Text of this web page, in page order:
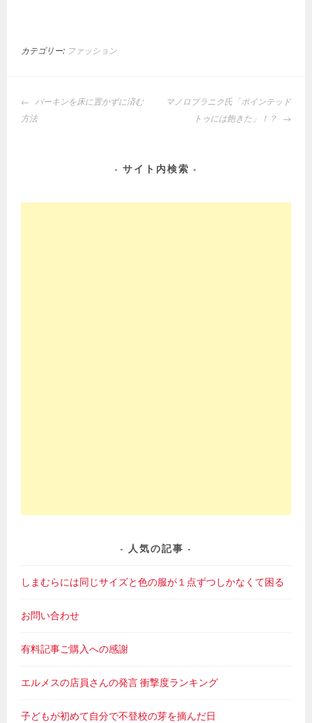
カテゴリー: ファッション
投
稿
シ
バーキンを床に置かずに済む
方法
マノロブラニク氏「ポインテッド
トゥには飽きた」！？
サイト内検索
人気の記事
しまむらには同じサイズと色の服が１点ずつしかなくて困る
お問い合わせ
有料記事ご購入への感謝
エルメスの店員さんの発言 衝撃度ランキング
子どもが初めて自分で不登校の芽を摘んだ日